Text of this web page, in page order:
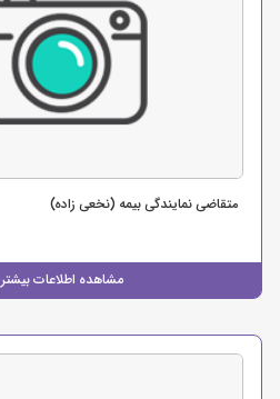
مشاهده اطلاعات بیشتر
متقاضی نمایندگی بیمه (نخعی زاده)